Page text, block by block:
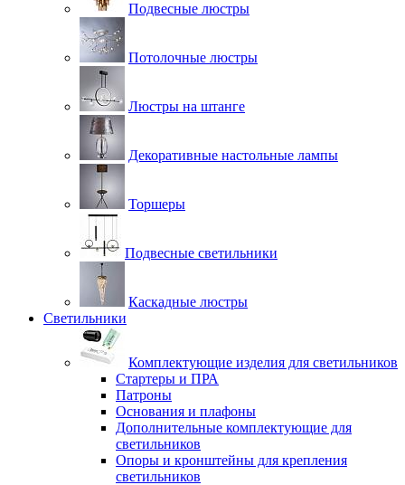
Подвесные люстры
Потолочные люстры
Люстры на штанге
Декоративные настольные лампы
Торшеры
Подвесные светильники
Каскадные люстры
Светильники
Комплектующие изделия для светильников
Стартеры и ПРА
Патроны
Основания и плафоны
Дополнительные комплектующие для
светильников
Опоры и кронштейны для крепления
светильников